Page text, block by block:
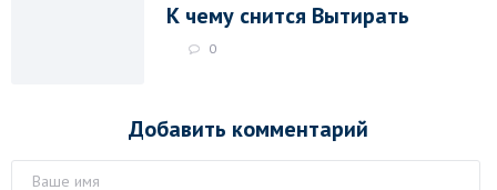
К чему снится Вытирать
0
Добавить комментарий